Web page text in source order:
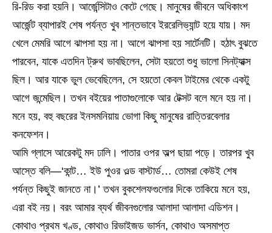
রি-রিড করা হয়নি। আর্জেন্সিটাও কেটে গেছে। মানুষের জীবনে অধিকাংশ
আর্জেন্ট ব্যাপারই শেষ পর্যন্ত খুব শান্তভাবে ইররেলিভ্যান্ট হয়ে যায়। মদ
খেলে মেমরি আগে ঝাপসা হয় না। আগে ঝাপসা হয় সার্টেনটি। হঠাৎ বুঝতে
পারবেন, যাকে এতদিন ট্রুথ ভাবছিলেন, সেটা হয়তো শুধু ভালো সিনট্যাক্স
ছিল। আর যাকে ভুল ভেবেছিলেন, সে হয়তো কেবল টাইমের থেকে একটু
আগে জন্মেছিল। তখন বইয়ের পাতাগুলোকে আর টেক্সট বলে মনে হয় না।
মনে হয়, বহু বছরের ইনসমনিয়ায় ভোগা কিছু মানুষের রাত্তিরবেলার
কনফেশন।
আমি গ্লাসে আরেকটু মদ ঢালি। পাতার ওপর অল্প ছায়া পড়ে। তারপর খুব
আস্তে বলি—‘কান্ট… ইউ পুওর ওল্ড বাস্টার্ড… তোমরা কেউই শেষ
পর্যন্ত কিছুই জানতে না।’ তখন বুকশেলফগুলোর দিকে তাকিয়ে মনে হয়,
এরা বই নয়। বরং আমার ব্যর্থ জীবনগুলোর আলাদা আলাদা এডিশন।
কোথাও প্রথম খণ্ড, কোথাও রিভাইজড ভার্সন, কোথাও অসমাপ্ত